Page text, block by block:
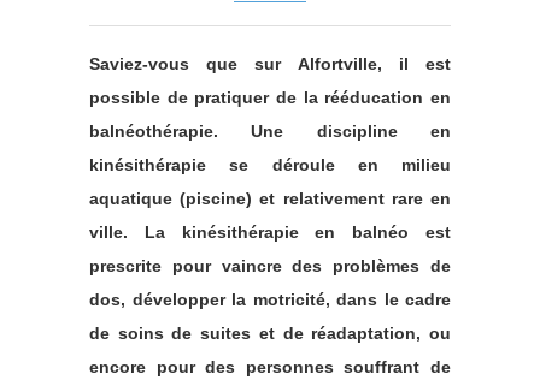
Saviez-vous que sur Alfortville, il est
possible de pratiquer de la rééducation en
balnéothérapie. Une discipline en
kinésithérapie se déroule en milieu
aquatique (piscine) et relativement rare en
ville. La kinésithérapie en balnéo est
prescrite pour vaincre des problèmes de
dos, développer la motricité, dans le cadre
de soins de suites et de réadaptation, ou
encore pour des personnes souffrant de